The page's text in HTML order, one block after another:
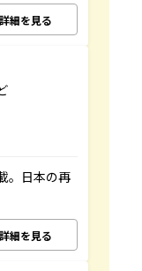
詳細を見る
。日本の再
詳細を見る